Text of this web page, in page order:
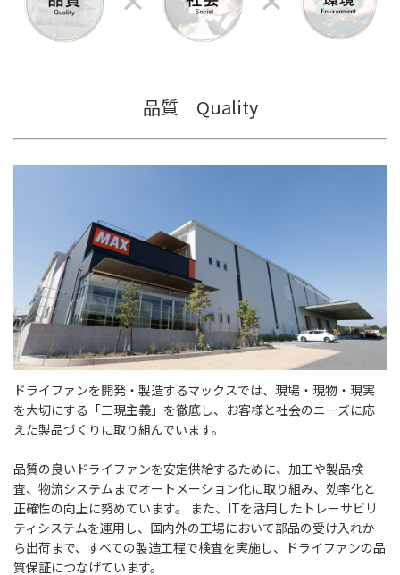
品質 Quality
ドライファンを開発・製造するマックスでは、現場・現物・現実
を大切にする「三現主義」を徹底し、お客様と社会のニーズに応
えた製品づくりに取り組んでいます。
品質の良いドライファンを安定供給するために、加工や製品検
査、物流システムまでオートメーション化に取り組み、効率化と
正確性の向上に努めています。 また、ITを活用したトレーサビリ
ティシステムを運用し、国内外の工場において部品の受け入れか
ら出荷まで、すべての製造工程で検査を実施し、ドライファンの品
質保証につなげています。